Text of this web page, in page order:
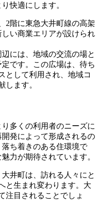
快適にします。
2階に東急大井町線の高架
い商業エリアが設けられ
には、地域の交流の場と
です。この広場は、待ち
として利用され、地域コ
します。
多くの利用者のニーズに
発によって形成されるの
ち着きのある住環境で
力が期待されています。
大井町は、訪れる人々にと
と生まれ変わります。大
注目されることでしょ